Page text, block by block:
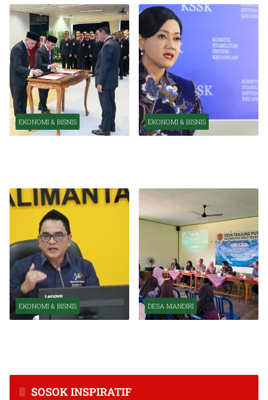
EKONOMI & BISNIS EKONOMI & BISNIS
EKONOMI & BISNIS DESA MANDIRI
SOSOK INSPIRATIF